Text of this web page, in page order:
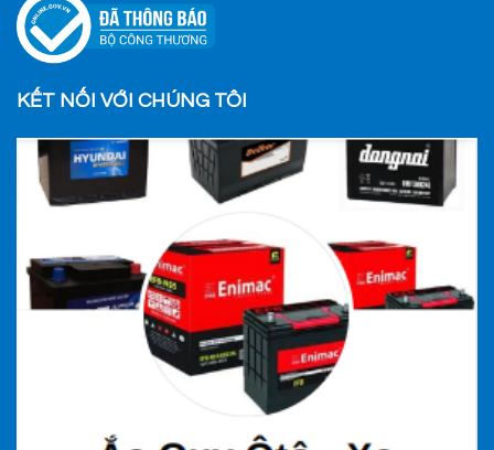
KẾT NỐI VỚI CHÚNG TÔI